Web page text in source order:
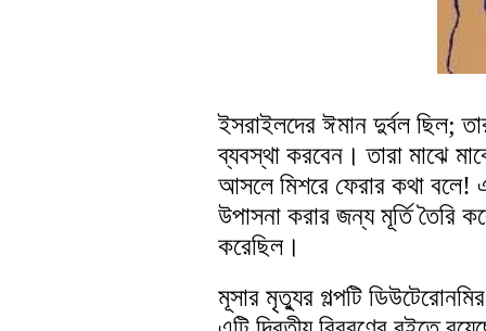
ইসরাইলদের ঈমান দুর্বল ছিল;
ব্যবস্থা করবেন। তারা মাঝে
আসলে মিশরে ফেরার কথা বলে!
উপাসনা করার জন্য মূর্তি তৈরি
করেছিল।
মূসার মৃত্যুর গল্পটি